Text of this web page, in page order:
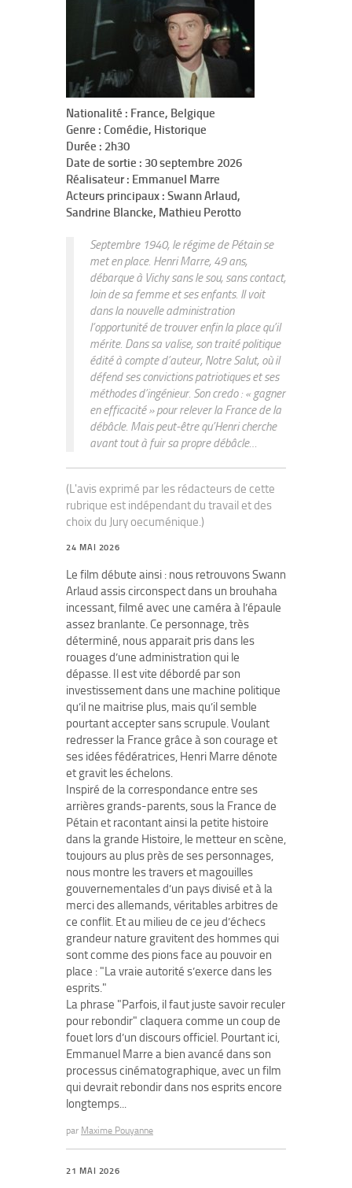
Nationalité : France, Belgique
Genre : Comédie, Historique
Durée : 2h30
Date de sortie : 30 septembre 2026
Réalisateur : Emmanuel Marre
Acteurs principaux : Swann Arlaud,
Sandrine Blancke, Mathieu Perotto
Septembre 1940, le régime de Pétain se
met en place. Henri Marre, 49 ans,
débarque à Vichy sans le sou, sans contact,
loin de sa femme et ses enfants. Il voit
dans la nouvelle administration
l’opportunité de trouver enfin la place qu’il
mérite. Dans sa valise, son traité politique
édité à compte d’auteur, Notre Salut, où il
défend ses convictions patriotiques et ses
méthodes d’ingénieur. Son credo : « gagner
en efficacité » pour relever la France de la
débâcle. Mais peut-être qu’Henri cherche
avant tout à fuir sa propre débâcle…
(L'avis exprimé par les rédacteurs de cette
rubrique est indépendant du travail et des
choix du Jury oecuménique.)
24 MAI 2026
Le film débute ainsi : nous retrouvons Swann
Arlaud assis circonspect dans un brouhaha
incessant, filmé avec une caméra à l’épaule
assez branlante. Ce personnage, très
déterminé, nous apparait pris dans les
rouages d’une administration qui le
dépasse. Il est vite débordé par son
investissement dans une machine politique
qu’il ne maitrise plus, mais qu’il semble
pourtant accepter sans scrupule. Voulant
redresser la France grâce à son courage et
ses idées fédératrices, Henri Marre dénote
et gravit les échelons.
Inspiré de la correspondance entre ses
arrières grands-parents, sous la France de
Pétain et racontant ainsi la petite histoire
dans la grande Histoire, le metteur en scène,
toujours au plus près de ses personnages,
nous montre les travers et magouilles
gouvernementales d’un pays divisé et à la
merci des allemands, véritables arbitres de
ce conflit. Et au milieu de ce jeu d’échecs
grandeur nature gravitent des hommes qui
sont comme des pions face au pouvoir en
place : "La vraie autorité s’exerce dans les
esprits."
La phrase "Parfois, il faut juste savoir reculer
pour rebondir" claquera comme un coup de
fouet lors d’un discours officiel. Pourtant ici,
Emmanuel Marre a bien avancé dans son
processus cinématographique, avec un film
qui devrait rebondir dans nos esprits encore
longtemps...
par Maxime Pouyanne
21 MAI 2026